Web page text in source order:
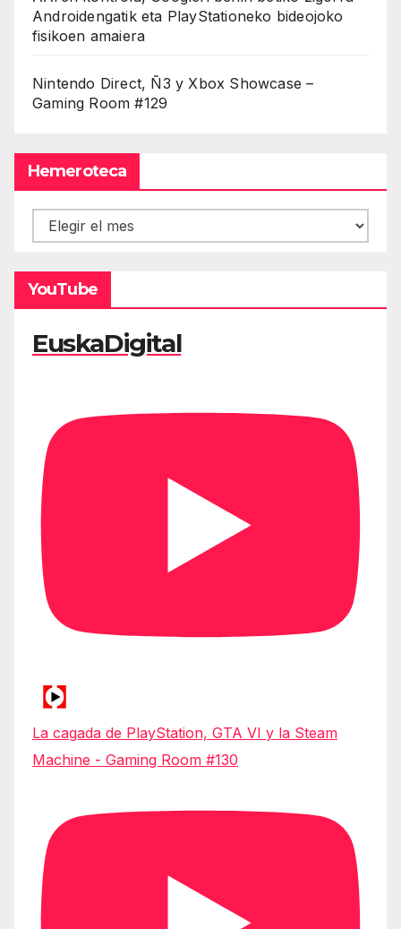
Androidengatik eta PlayStationeko bideojoko
fisikoen amaiera
Nintendo Direct, Ñ3 y Xbox Showcase –
Gaming Room #129
Hemeroteca
Hemeroteca
YouTube
EuskaDigital
La cagada de PlayStation, GTA VI y la Steam
Machine - Gaming Room #130